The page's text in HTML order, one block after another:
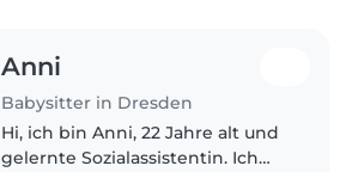
Anni
Babysitter in Dresden
Hi, ich bin Anni, 22 Jahre alt und
gelernte Sozialassistentin. Ich